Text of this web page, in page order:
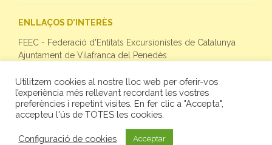
ENLLAÇOS D'INTERÈS
FEEC - Federació d'Entitats Excursionistes de Catalunya
Ajuntament de Vilafranca del Penedès
SEGUEIX-NOS
Facebook
Twitter
Instagram
Utilitzem cookies al nostre lloc web per oferir-vos
l’experiència més rellevant recordant les vostres
preferències i repetint visites. En fer clic a "Accepta",
accepteu l'ús de TOTES les cookies.
Configuració de cookies Acceptar